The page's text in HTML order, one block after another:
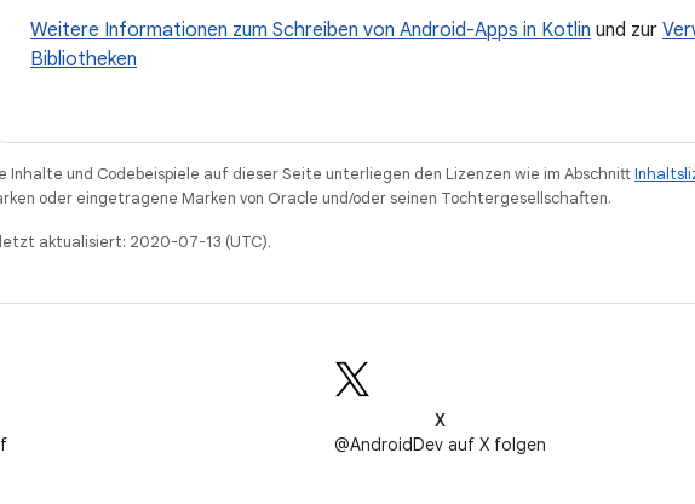
Weitere Informationen zum Schreiben von Android-Apps in Kotlin und zur
Bibliotheken
Inhalte und Codebeispiele auf dieser Seite unterliegen den Lizenzen wie im Abschnitt
oder eingetragene Marken von Oracle und/oder seinen Tochtergesellschaften.
aktualisiert: 2020-07-13 (UTC).
X
@AndroidDev auf X folgen